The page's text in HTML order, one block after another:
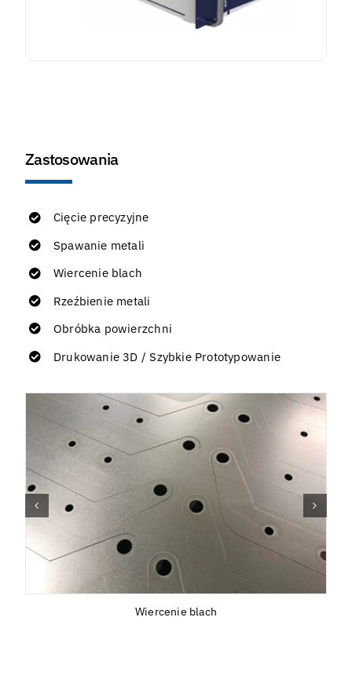
Zastosowania
Cięcie precyzyjne
Spawanie metali
Wiercenie blach
Rzeźbienie metali
Obróbka powierzchni
Drukowanie 3D / Szybkie Prototypowanie
Wiercenie blach